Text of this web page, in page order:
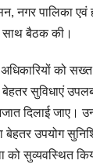
नगर पालिका
साथ बैठक की।
को
सुविधाएं
दिलाई जाए।
बेहतर उपयोग
को सुव्यवस्थित